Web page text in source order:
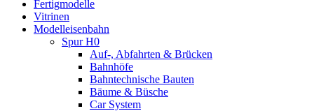
Fertigmodelle
Vitrinen
Modelleisenbahn
Spur H0
Auf-, Abfahrten & Brücken
Bahnhöfe
Bahntechnische Bauten
Bäume & Büsche
Car System